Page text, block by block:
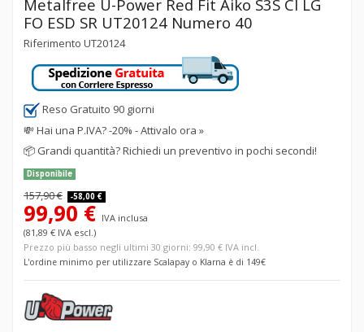
Metalfree U-Power Red Fit Aiko S3S CI LG
FO ESD SR UT20124 Numero 40
Riferimento UT20124
Reso Gratuito 90 giorni
💸Hai una P.IVA? -20% - Attivalo ora »
📦 Grandi quantità? Richiedi un preventivo in pochi secondi!
Disponibile
157,90 € -58,00 €
99,90 € IVA inclusa
(81,89 € IVA escl.)
Prezzo più basso negli ultimi 30 giorni: 99,90 € IVA incl.
L'ordine minimo per utilizzare Scalapay o Klarna è di 149€